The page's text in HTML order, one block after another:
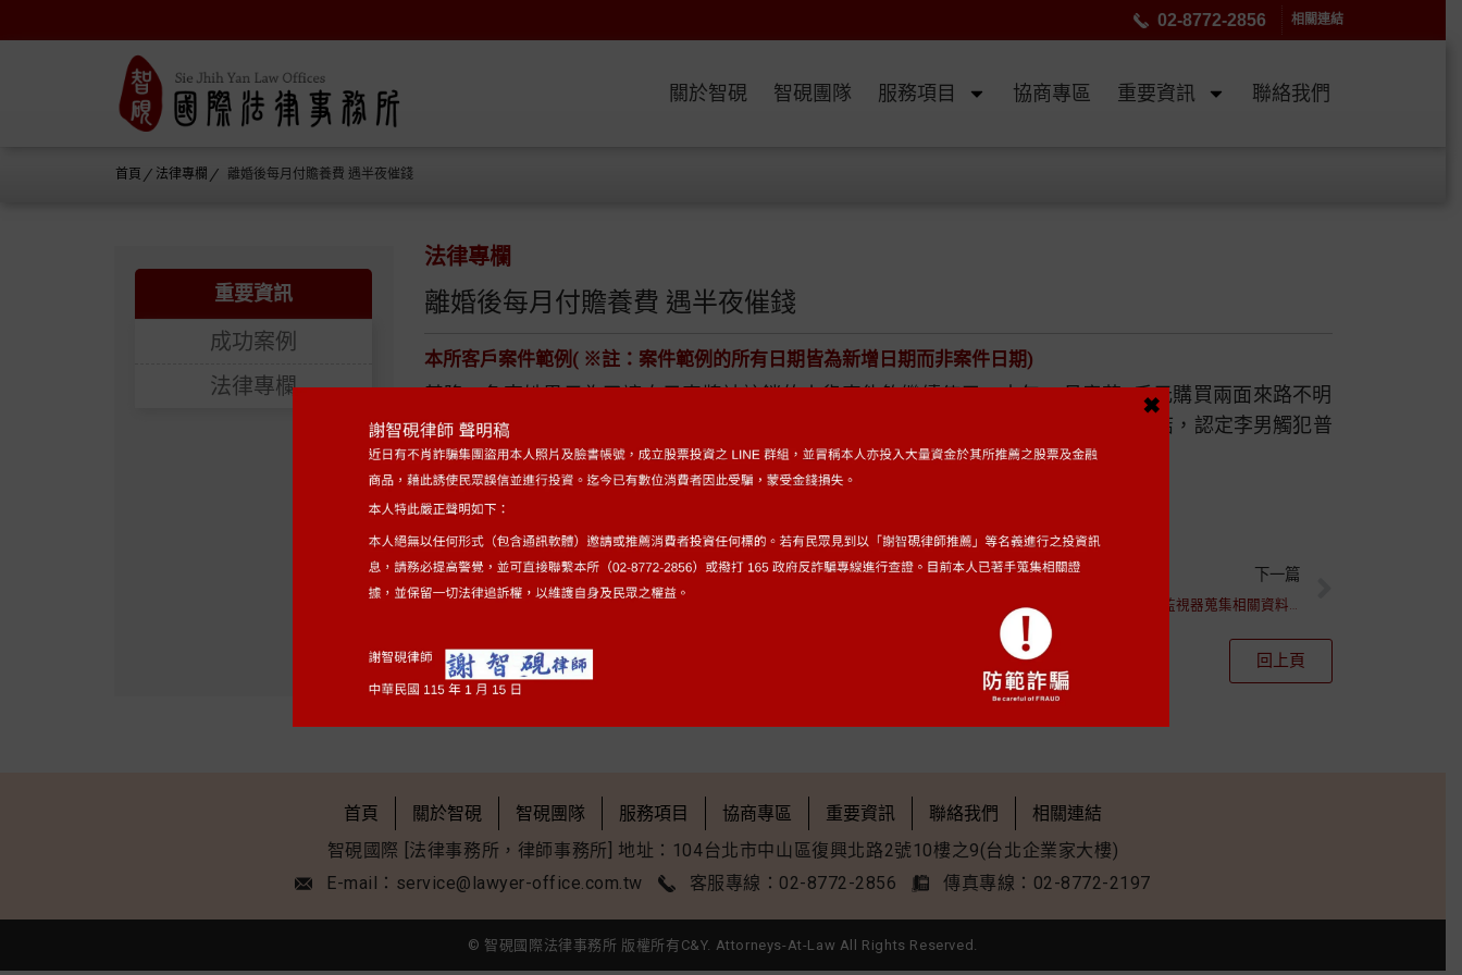
02-8772-2856 相關連結
關於智硯 智硯團隊 服務項目 協商專區 重要資訊 聯絡我們
首頁 ∕ 法律專欄 ∕ 離婚後每月付贍養費 遇半夜催錢
重要資訊
成功案例
法律專欄
法律專欄
離婚後每月付贍養費 遇半夜催錢
本所客戶案件範例( ※註：案件範例的所有日期皆為新增日期而非案件日期)
基隆一名李姓男子為了讓自己車牌被註銷的小貨車能夠繼續使用，去年10月竟花3千元購買兩面來路不明
的車牌，懸掛上路，卻不知購得的車牌竟是贓物，被警方查獲。基隆地方法院近日審結，認定李男觸犯普
通贓物罪，判處拘役30天，得易科罰金3萬元。
上一篇
百張罰單沒繳遭註銷車牌
下一篇
回上頁
首頁 關於智硯 智硯團隊 服務項目 協商專區 重要資訊 聯絡我們
相關連結
智硯國際 [法律事務所，律師事務所] 地址：104台北市中山區復興北路2號10樓之9(台北企業家大樓)
E-mail：service@lawyer-office.com.tw
客服專線：02-8772-2856 傳真專線：02-8772-2197
© 智硯國際法律事務所 版權所有C&Y. Attorneys-At-Law All Rights Reserved.
✖